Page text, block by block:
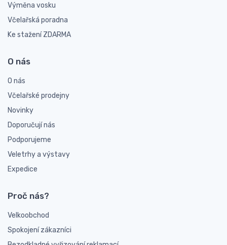
Výměna vosku
Včelařská poradna
Ke stažení ZDARMA
O nás
O nás
Včelařské prodejny
Novinky
Doporučují nás
Podporujeme
Veletrhy a výstavy
Expedice
Proč nás?
Velkoobchod
Spokojení zákazníci